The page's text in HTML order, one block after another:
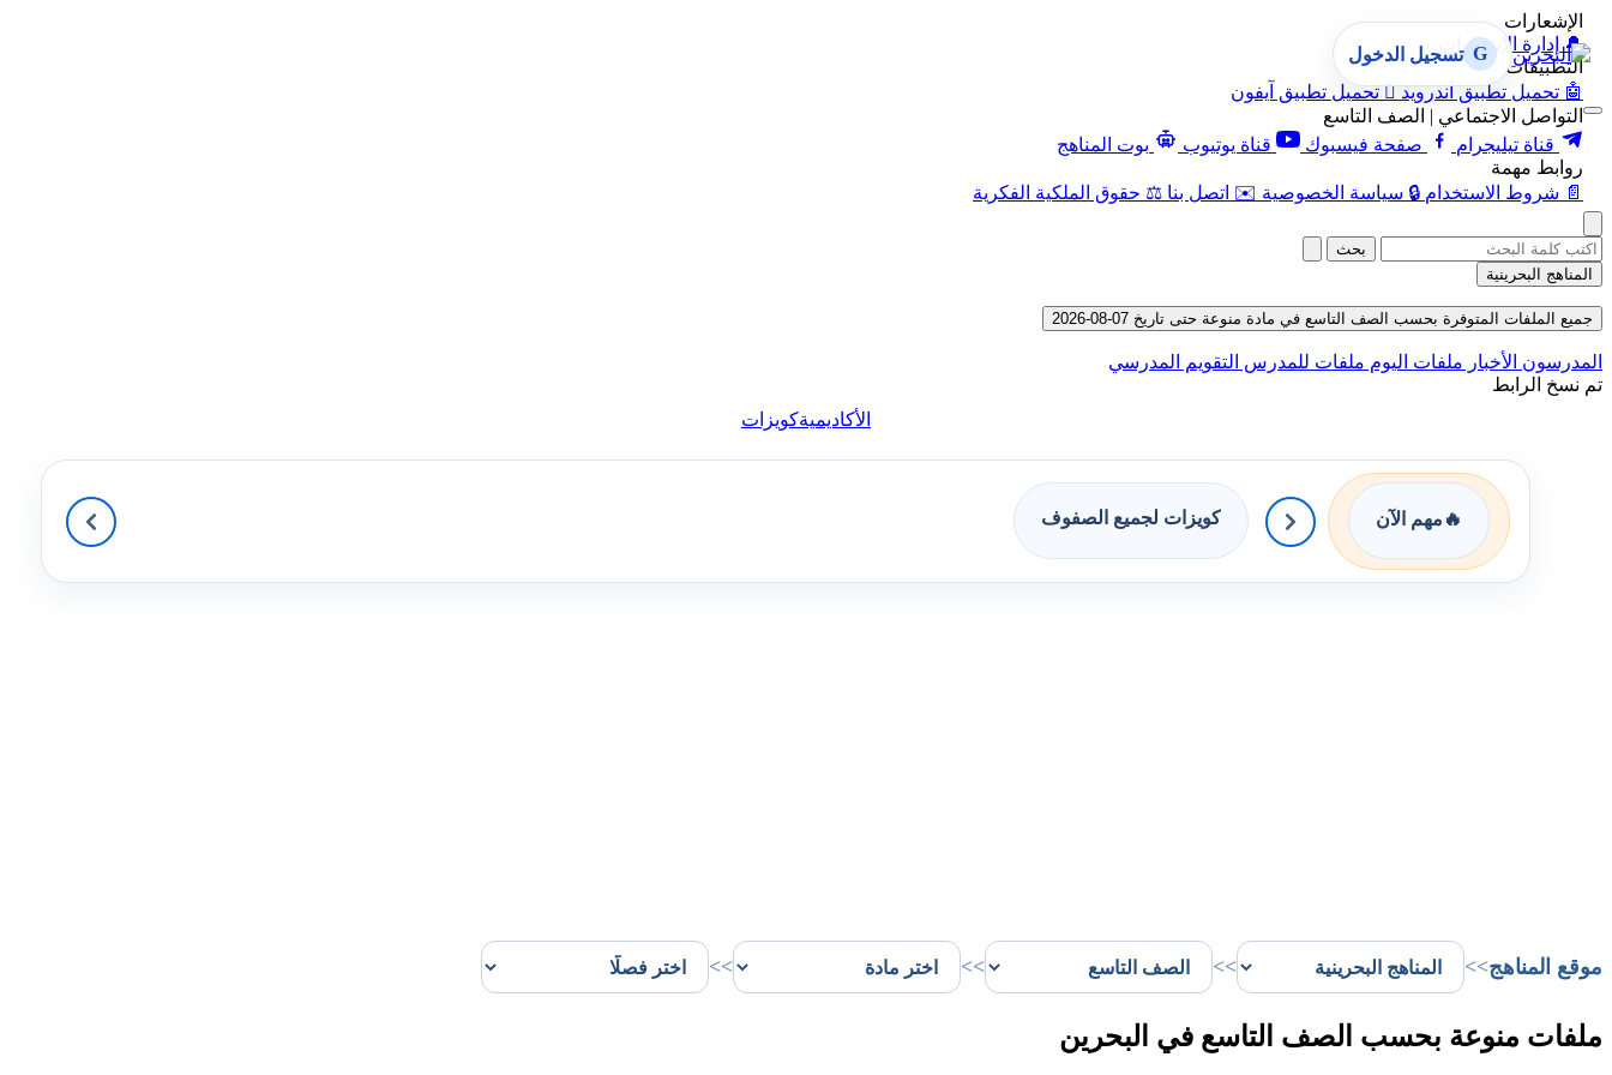
الإشعارات
🔔 إدارة الإشعارات
التطبيقات
🤖 تحميل تطبيق أندرويد  تحميل تطبيق آيفون
التواصل الاجتماعي | الصف التاسع
قناة تيليجرام
صفحة فيسبوك قناة يوتيوب
بوت المناهج
روابط مهمة
📄 شروط الاستخدام 🔒 سياسة الخصوصية ✉️ اتصل بنا ⚖️ حقوق الملكية الفكرية
G تسجيل الدخول
بحث
المناهج البحرينية
جميع الملفات المتوفرة بحسب الصف التاسع في مادة منوعة حتى تاريخ 07-08-2026
المدرسون الأخبار ملفات اليوم ملفات للمدرس التقويم المدرسي
تم نسخ الرابط
الأكاديميةكويزات
🔥 مهم الآن كويزات لجميع الصفوف
موقع المناهج>>
>>
>>
>>
ملفات منوعة بحسب الصف التاسع في البحرين